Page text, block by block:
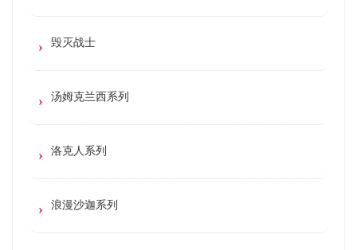
毁灭战士
汤姆克兰西系列
洛克人系列
浪漫沙迦系列